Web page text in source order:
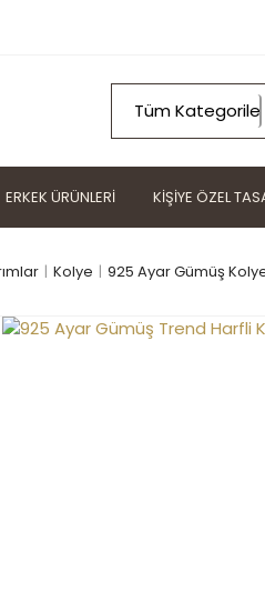
ERKEK ÜRÜNLERI KIŞIYE ÖZEL
Kolye 925 Ayar Gümüş